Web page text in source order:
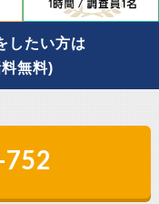
したい方は
無料)